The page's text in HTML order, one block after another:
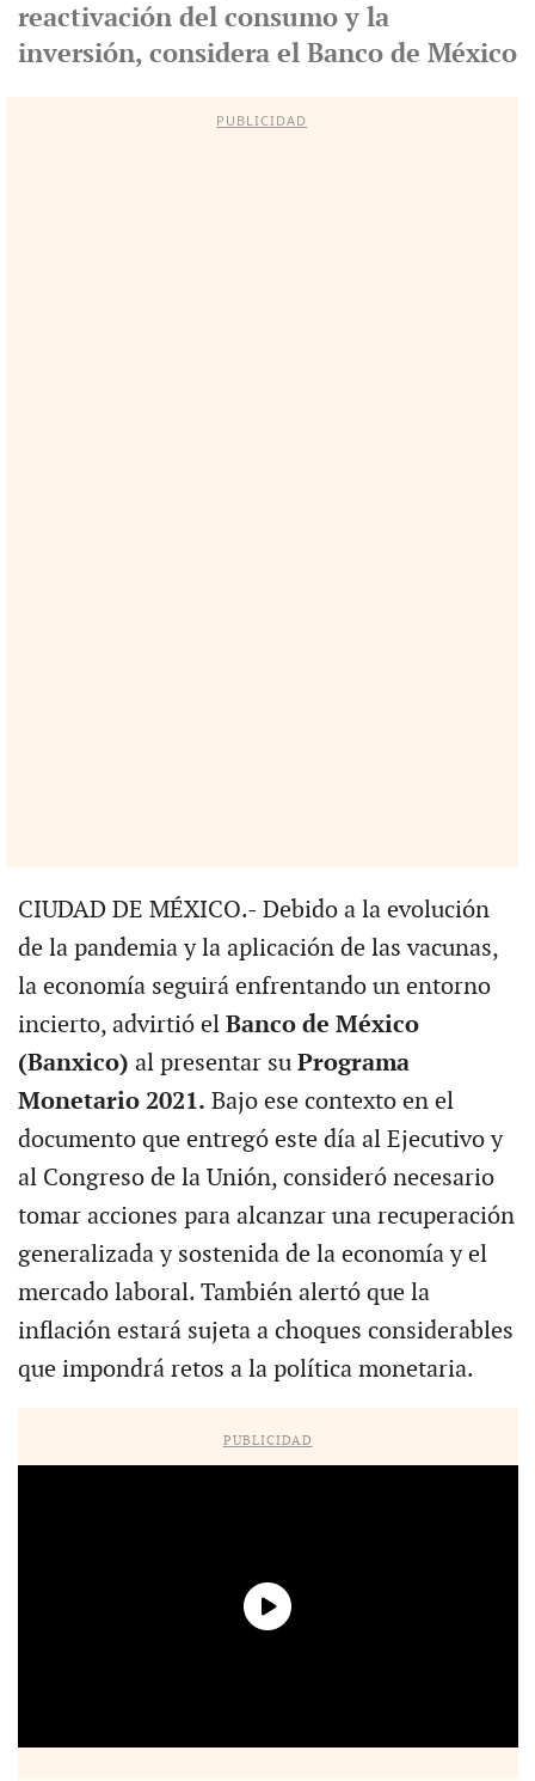
reactivación del consumo y la
inversión, considera el Banco de México
PUBLICIDAD
CIUDAD DE MÉXICO.- Debido a la evolución
de la pandemia y la aplicación de las vacunas,
la economía seguirá enfrentando un entorno
incierto, advirtió el Banco de México
(Banxico) al presentar su Programa
Monetario 2021. Bajo ese contexto en el
documento que entregó este día al Ejecutivo y
al Congreso de la Unión, consideró necesario
tomar acciones para alcanzar una recuperación
generalizada y sostenida de la economía y el
mercado laboral. También alertó que la
inflación estará sujeta a choques considerables
que impondrá retos a la política monetaria.
PUBLICIDAD